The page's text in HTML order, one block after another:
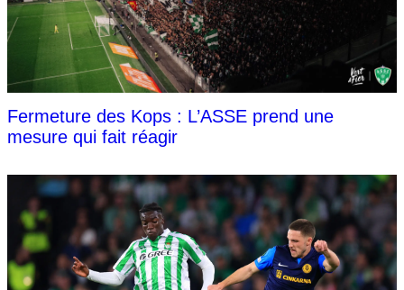
Fermeture des Kops : L’ASSE prend une
mesure qui fait réagir